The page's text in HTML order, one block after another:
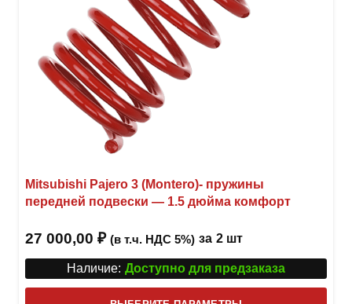
Mitsubishi Pajero 3 (Montero)- пружины
передней подвески — 1.5 дюйма комфорт
27 000,00 ₽ (в т.ч. НДС 5%) за 2 шт
Наличие: Доступно для предзаказа